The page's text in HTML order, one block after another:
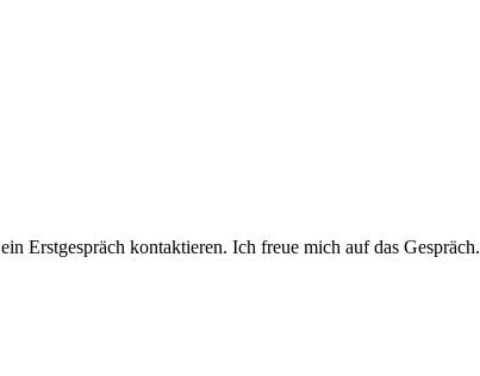
Erstgespräch kontaktieren. Ich freue mich auf das Gespräch.